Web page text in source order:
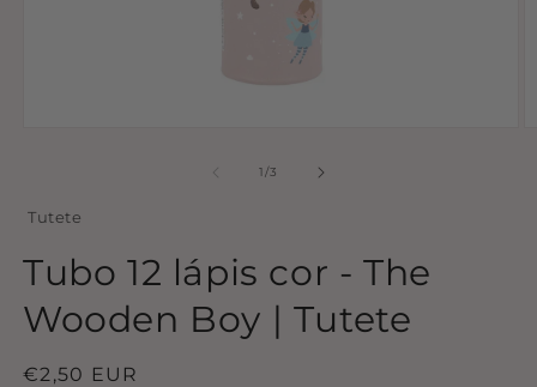
modal
1/de
3
Tutete
Tubo 12 lápis cor - The
Wooden Boy | Tutete
Preço
€2,50 EUR